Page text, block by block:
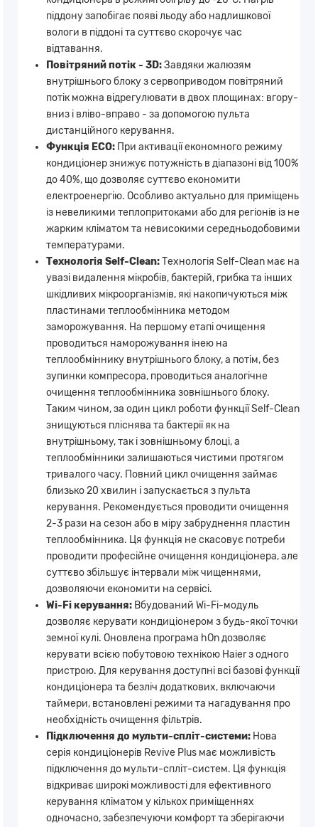
піддону запобігає появі льоду або надлишкової
вологи в піддоні та суттєво скорочує час
відтавання.
Повітряний потік - 3D:Завдяки жалюзям
внутрішнього блоку з сервоприводом повітряний
потік можна відрегулювати в двох площинах: вгору-
вниз і вліво-вправо - за допомогою пульта
дистанційного керування.
Функція ECO: При активації економного режиму
кондиціонер знижує потужність в діапазоні від 100%
до 40%, що дозволяє суттєво економити
електроенергію. Особливо актуально для приміщень
із невеликими теплопритоками або для регіонів із не
жарким кліматом та невисокими середньодобовими
температурами.
Технологія Self-Clean:Технологія Self-Clean має на
увазі видалення мікробів, бактерій, грибка та інших
шкідливих мікроорганізмів, які накопичуються між
пластинами теплообмінника методом
заморожування. На першому етапі очищення
проводиться наморожування інею на
теплообміннику внутрішнього блоку, а потім, без
зупинки компресора, проводиться аналогічне
очищення теплообмінника зовнішнього блоку.
Таким чином, за один цикл роботи функції Self-Clean
знищуються пліснява та бактерії як на
внутрішньому, так і зовнішньому блоці, а
теплообмінники залишаються чистими протягом
тривалого часу. Повний цикл очищення займає
близько 20 хвилин і запускається з пульта
керування. Рекомендується проводити очищення
2-3 рази на сезон або в міру забруднення пластин
теплообмінника. Ця функція не скасовує потреби
проводити професійне очищення кондиціонера, але
суттєво збільшує інтервали між чищеннями,
дозволяючи економити на сервісі.
Wi-Fi керування: Вбудований Wi-Fi-модуль
дозволяє керувати кондиціонером з будь-якої точки
земної кулі. Оновлена ​​програма hOn дозволяє
керувати всією побутовою технікою Haier з одного
пристрою. Для керування доступні всі базові функції
кондиціонера та безліч додаткових, включаючи
таймери, встановлені режими та нагадування про
необхідність очищення фільтрів.
Підключення до мульти-спліт-системи: Нова
серія кондиціонерів Revive Plus має можливість
підключення до мульти-спліт-систем. Ця функція
відкриває широкі можливості для ефективного
керування кліматом у кількох приміщеннях
одночасно, забезпечуючи комфорт та зберігаючи